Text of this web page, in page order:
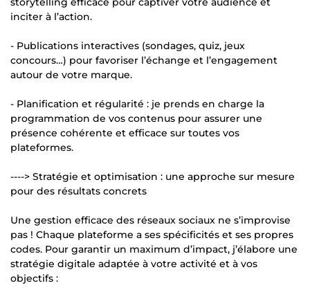
inciter à l’action.
- Publications interactives (sondages, quiz, jeux
concours…) pour favoriser l’échange et l’engagement
autour de votre marque.
- Planification et régularité : je prends en charge la
programmation de vos contenus pour assurer une
présence cohérente et efficace sur toutes vos
plateformes.
----> Stratégie et optimisation : une approche sur mesure
pour des résultats concrets
Une gestion efficace des réseaux sociaux ne s’improvise
pas ! Chaque plateforme a ses spécificités et ses propres
codes. Pour garantir un maximum d’impact, j’élabore une
stratégie digitale adaptée à votre activité et à vos
objectifs :